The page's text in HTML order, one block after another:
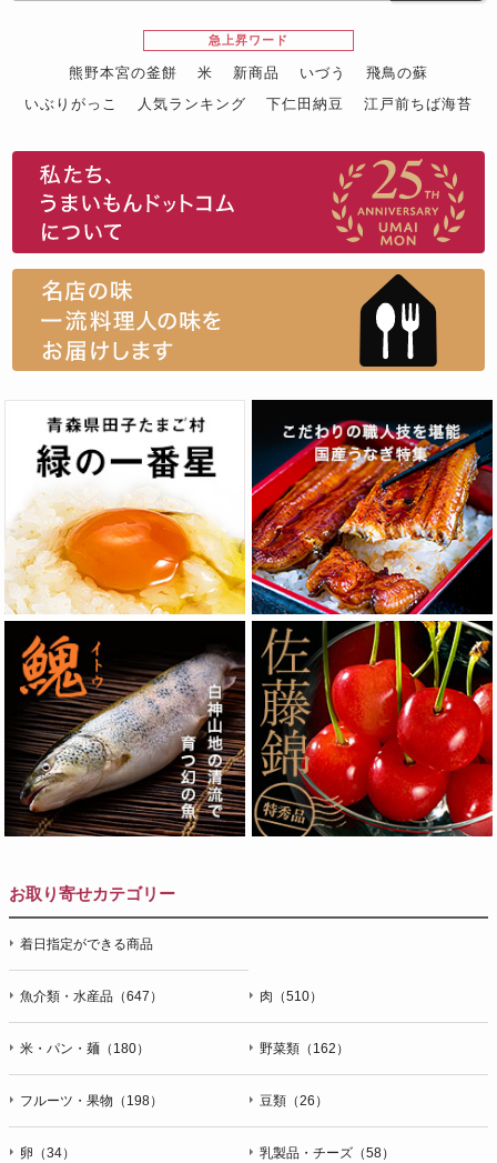
急上昇ワード
熊野本宮の釜餅 米 新商品 いづう
飛鳥の蘇
いぶりがっこ
人気ランキング 下仁田納豆
江戸前ちば海苔
お取り寄せカテゴリー
着日指定ができる商品
魚介類・水産品（647） 肉（510）
米・パン・麺（180） 野菜類（162）
フルーツ・果物（198） 豆類（26）
卵（34） 乳製品・チーズ（58）